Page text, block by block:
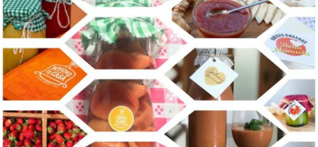
a
t
r
á
s